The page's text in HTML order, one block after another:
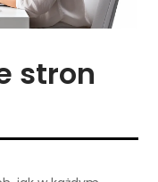
stron